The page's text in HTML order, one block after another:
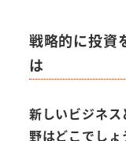
戦略的に投資
は
新しいビジネ
野はどこでしょ